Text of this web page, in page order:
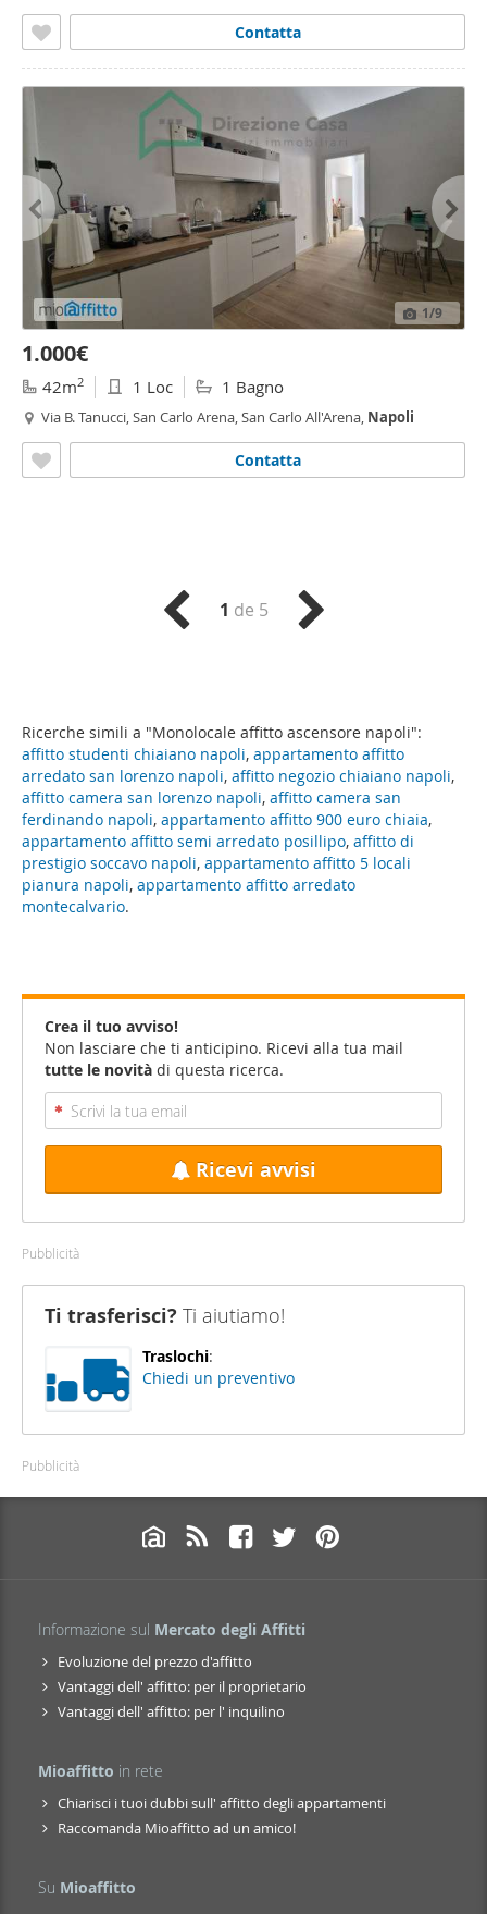
Ricerche simili a "Monolocale affitto ascensore napoli":
affitto studenti chiaiano napoli, appartamento affitto
arredato san lorenzo napoli, affitto negozio chiaiano napoli,
affitto camera san lorenzo napoli, affitto camera san
ferdinando napoli, appartamento affitto 900 euro chiaia,
appartamento affitto semi arredato posillipo, affitto di
prestigio soccavo napoli, appartamento affitto 5 locali
pianura napoli, appartamento affitto arredato
montecalvario.
Contatta
1/9
1.000€
42m2 1 Loc 1 Bagno
Via B. Tanucci, San Carlo Arena, San Carlo All'Arena, Napoli
Contatta
1 de 5
Crea il tuo avviso!
Non lasciare che ti anticipino. Ricevi alla tua mail
tutte le novità di questa ricerca.
Ricevi avvisi
Pubblicità
Ti trasferisci? Ti aiutiamo!
Traslochi:
Chiedi un preventivo
Pubblicità
Informazione sul Mercato degli Affitti
Evoluzione del prezzo d'affitto
Vantaggi dell' affitto: per il proprietario
Vantaggi dell' affitto: per l' inquilino
Mioaffitto in rete
Chiarisci i tuoi dubbi sull' affitto degli appartamenti
Raccomanda Mioaffitto ad un amico!
Su Mioaffitto